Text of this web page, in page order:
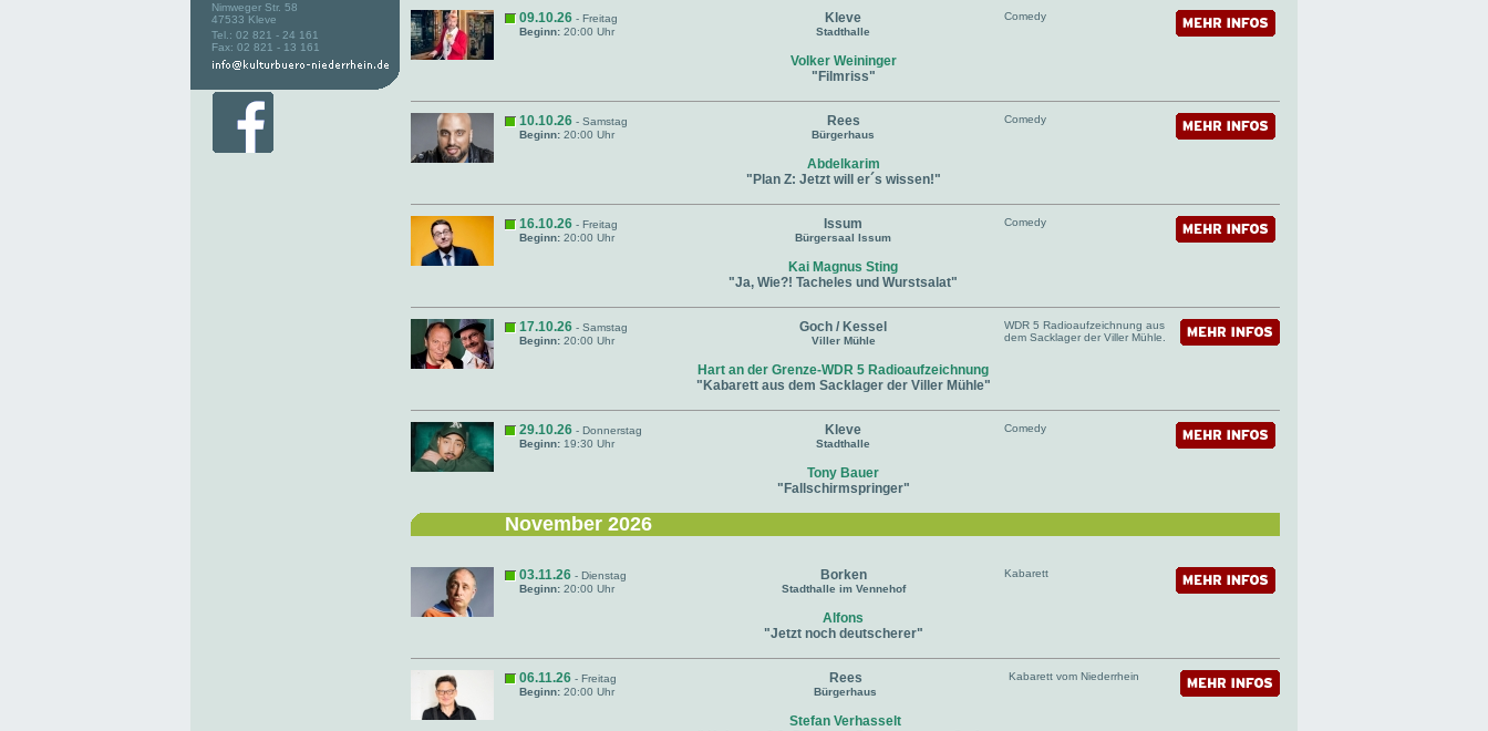
Nimweger Str. 58
47533 Kleve
Tel.: 02 821 - 24 161
Fax: 02 821 - 13 161
09.10.26 - Freitag
Beginn: 20:00 Uhr
Kleve
Stadthalle
Volker Weininger
"Filmriss"
Comedy
10.10.26 - Samstag
Beginn: 20:00 Uhr
Rees
Bürgerhaus
Abdelkarim
"Plan Z: Jetzt will er´s wissen!"
Comedy
16.10.26 - Freitag
Beginn: 20:00 Uhr
Issum
Bürgersaal Issum
Kai Magnus Sting
"Ja, Wie?! Tacheles und Wurstsalat"
Comedy
17.10.26 - Samstag
Beginn: 20:00 Uhr
Goch / Kessel
Viller Mühle
Hart an der Grenze-WDR 5 Radioaufzeichnung
"Kabarett aus dem Sacklager der Viller Mühle"
WDR 5 Radioaufzeichnung aus
dem Sacklager der Viller Mühle.
29.10.26 - Donnerstag
Beginn: 19:30 Uhr
Kleve
Stadthalle
Tony Bauer
"Fallschirmspringer"
Comedy
November 2026
03.11.26 - Dienstag
Beginn: 20:00 Uhr
Borken
Stadthalle im Vennehof
Alfons
"Jetzt noch deutscherer"
Kabarett
06.11.26 - Freitag
Beginn: 20:00 Uhr
Rees
Bürgerhaus
Stefan Verhasselt
Kabarett vom Niederrhein